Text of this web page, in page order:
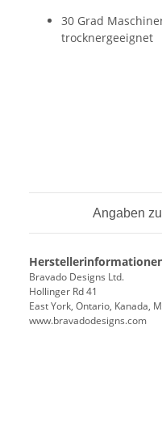
30 Grad
trocknergeeignet
Angaben
Bravado Designs Ltd.
Hollinger Rd 41
East York, Ontario, Kanada,
www.bravadodesigns.com